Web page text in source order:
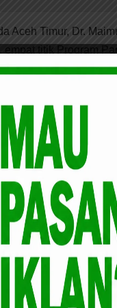
Aceh Timur, Dr.
titik Program
Panton
Bayu (Indra
di 15 titik
keberadaan
Tidak
Narkoba